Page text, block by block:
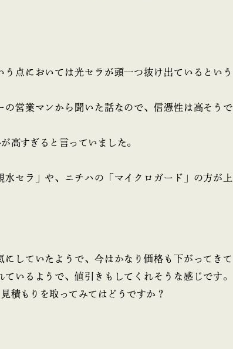
点においては光セラが頭一つ抜け出ているという
営業マンから聞いた話なので、信憑性は高そうで
高すぎると言っていました。
セラ」や、ニチハの「マイクロガード」の方が上
にしていたようで、今はかなり価格も下がってきて
いるようで、値引きもしてくれそうな感じです。
積もりを取ってみてはどうですか？